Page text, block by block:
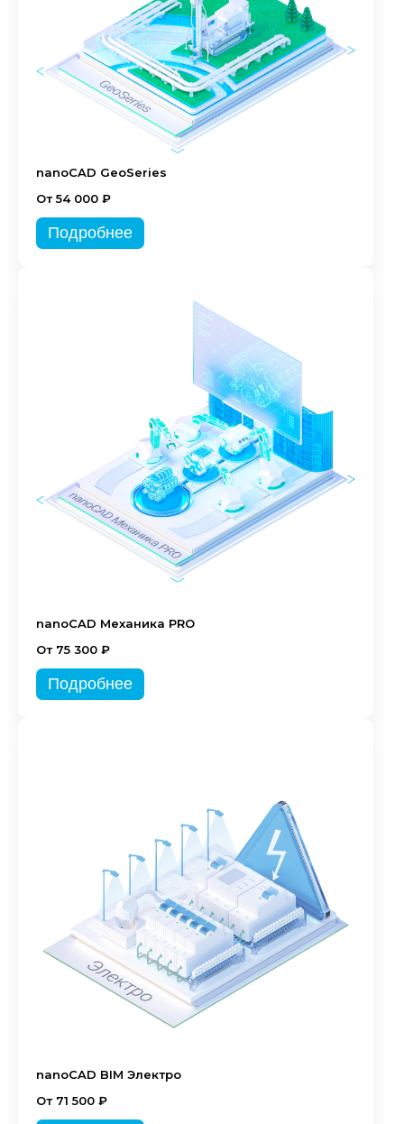
nanoCAD GeoSeries
От 54 000 ₽
Подробнее
nanoCAD Механика PRO
От 75 300 ₽
Подробнее
nanoCAD BIM Электро
От 71 500 ₽